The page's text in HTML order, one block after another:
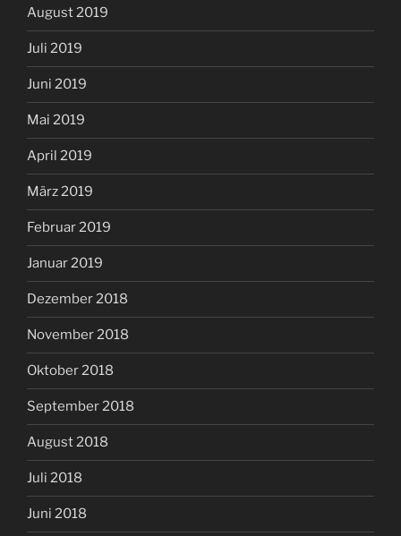
August 2019
Juli 2019
Juni 2019
Mai 2019
April 2019
März 2019
Februar 2019
Januar 2019
Dezember 2018
November 2018
Oktober 2018
September 2018
August 2018
Juli 2018
Juni 2018